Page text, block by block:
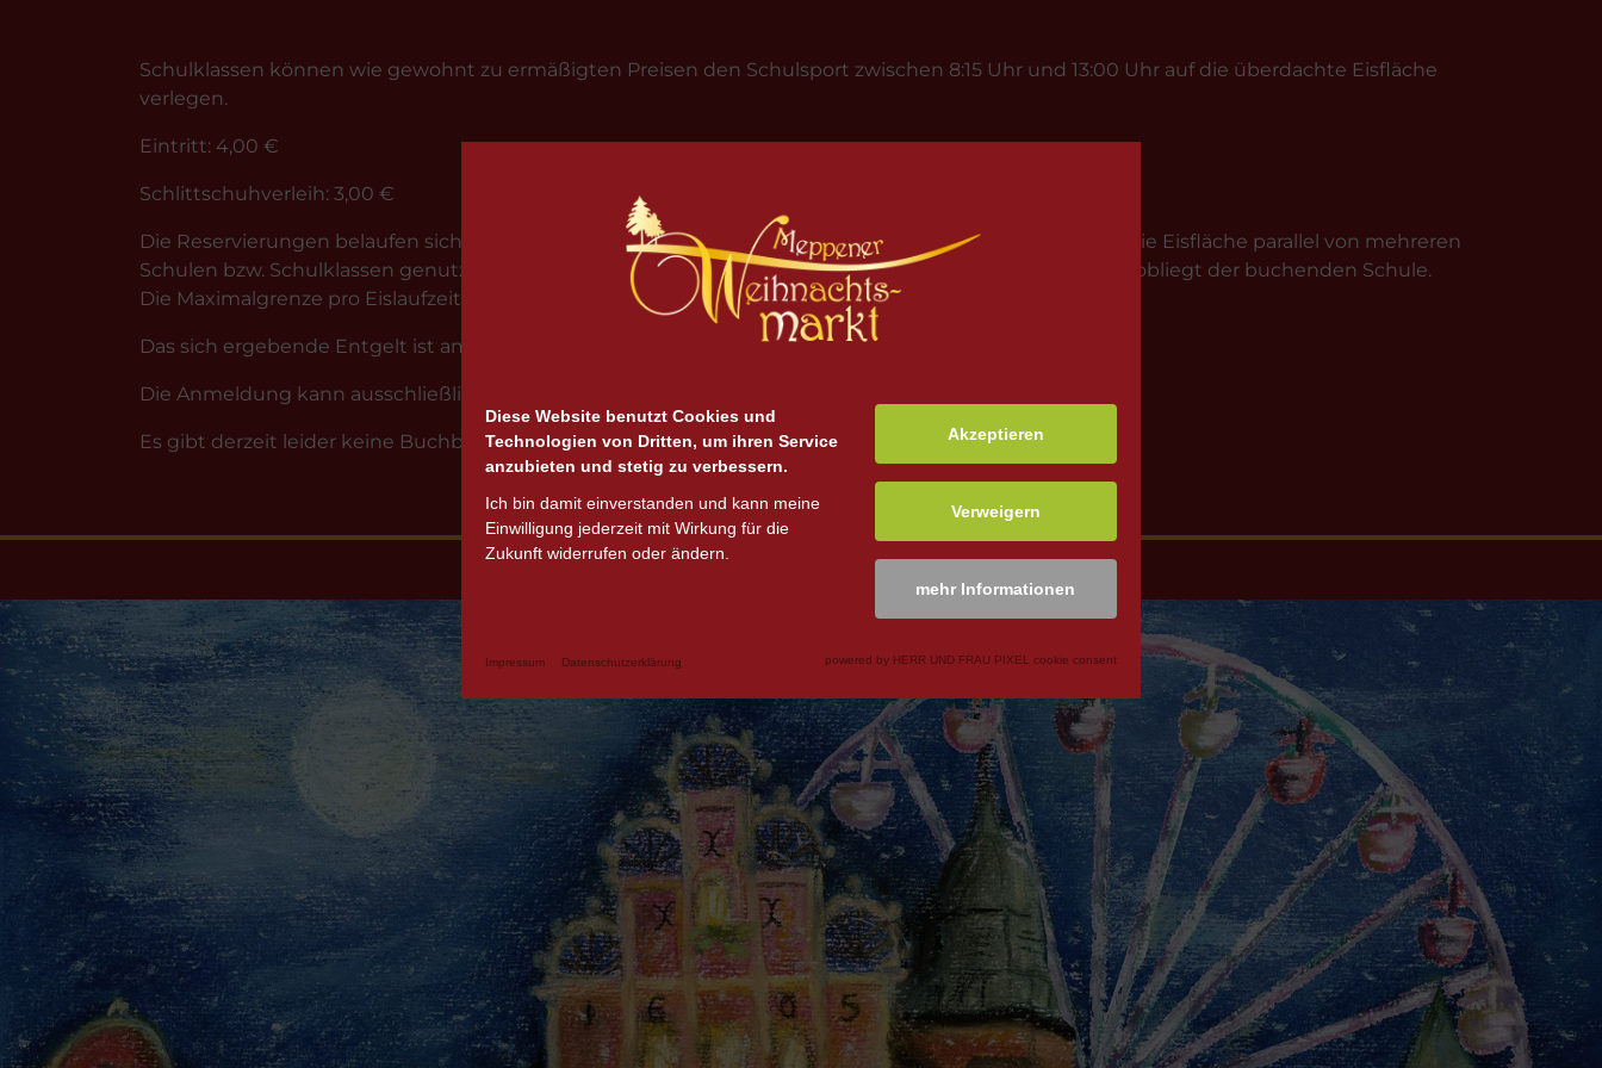
Schulklassen können wie gewohnt zu ermäßigten Preisen den Schulsport zwischen 8:15 Uhr und 13:00 Uhr auf die überdachte Eisfläche
verlegen.
Eintritt: 4,00 €
Schlittschuhverleih: 3,00 €
Die Reservierungen belaufen sich jeweils auf den Zeitraum von 1,5 Stunden. Wir weisen darauf hin, dass die Eisfläche parallel von mehreren
Schulen bzw. Schulklassen genutzt werden kann. Die Einhaltung der aktuell gültigen Corona-Vorgaben obliegt der buchenden Schule.
Die Maximalgrenze pro Eislaufzeit liegt bei 80 Schülern.
Das sich ergebende Entgelt ist am gebuchten Tag direkt vor Ort zu entrichten.
Die Anmeldung kann ausschließlich online und nur von Lehrern erfolgen.
Es gibt derzeit leider keine Buchbaren Veranstaltungen.
Diese Website benutzt Cookies und
Technologien von Dritten, um ihren Service
anzubieten und stetig zu verbessern.
Ich bin damit einverstanden und kann meine
Einwilligung jederzeit mit Wirkung für die
Zukunft widerrufen oder ändern.
Akzeptieren
Verweigern
mehr Informationen
Impressum Datenschutzerklärung powered by HERR UND FRAU PIXEL cookie consent